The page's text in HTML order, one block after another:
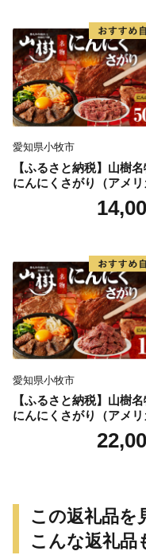
愛知県小牧市
【ふるさと納税】山樹
にんにくさがり（アメリ
愛知県小牧市
【ふるさと納税】山樹
にんにくさがり（アメリ
この返礼品を
こんな返礼品